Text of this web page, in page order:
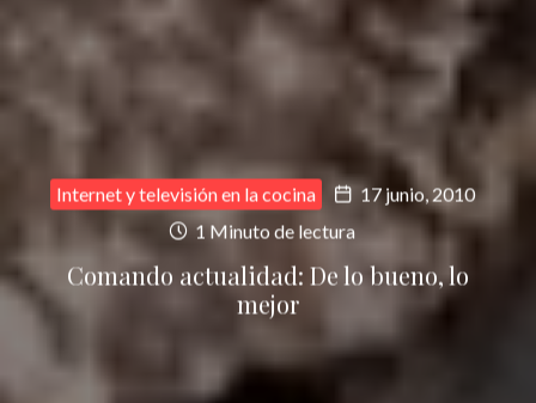
Internet y televisión en la cocina
17 junio, 2010
1 Minuto de lectura
Comando actualidad: De lo bueno, lo
mejor